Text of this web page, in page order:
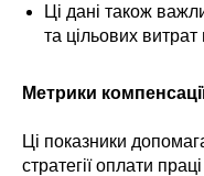
Ці дані також
та цільових витрат
Метрики
Ці показники
стратегії оплати